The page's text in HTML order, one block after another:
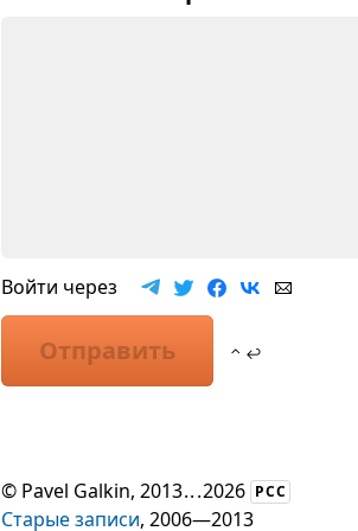
Войти через
Отправить ⌃ ↩
© Pavel Galkin, 2013...2026 РСС
Старые записи, 2006—2013